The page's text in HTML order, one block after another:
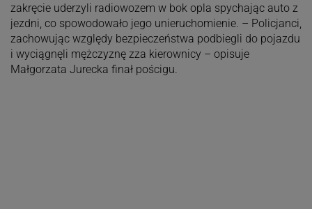
zakręcie uderzyli radiowozem w bok opla spychając auto z
jezdni, co spowodowało jego unieruchomienie. – Policjanci,
zachowując względy bezpieczeństwa podbiegli do pojazdu
i wyciągnęli mężczyznę zza kierownicy – opisuje
Małgorzata Jurecka finał pościgu.